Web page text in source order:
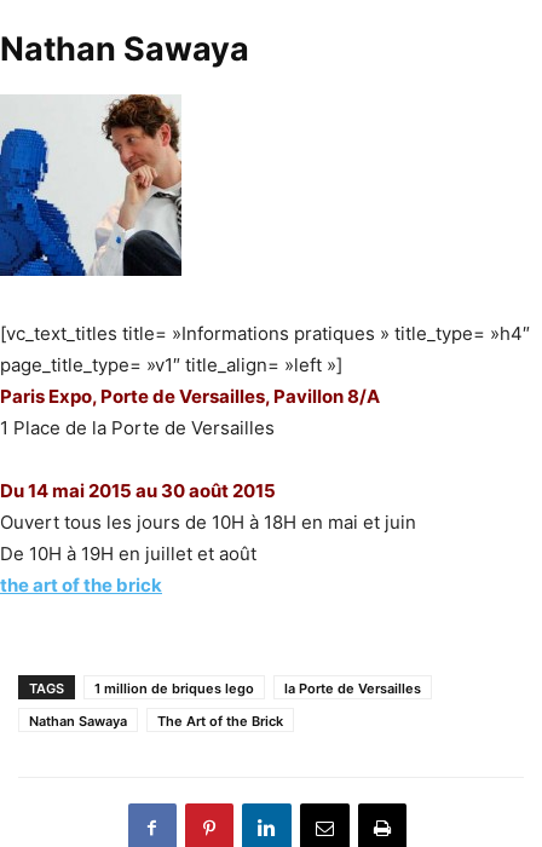
Nathan Sawaya
[vc_text_titles title= »Informations pratiques » title_type= »h4″
page_title_type= »v1″ title_align= »left »]
Paris Expo, Porte de Versailles, Pavillon 8/A
1 Place de la Porte de Versailles
Du 14 mai 2015 au 30 août 2015
Ouvert tous les jours de 10H à 18H en mai et juin
De 10H à 19H en juillet et août
the art of the brick
TAGS 1 million de briques lego
la Porte de Versailles
Nathan Sawaya
The Art of the Brick